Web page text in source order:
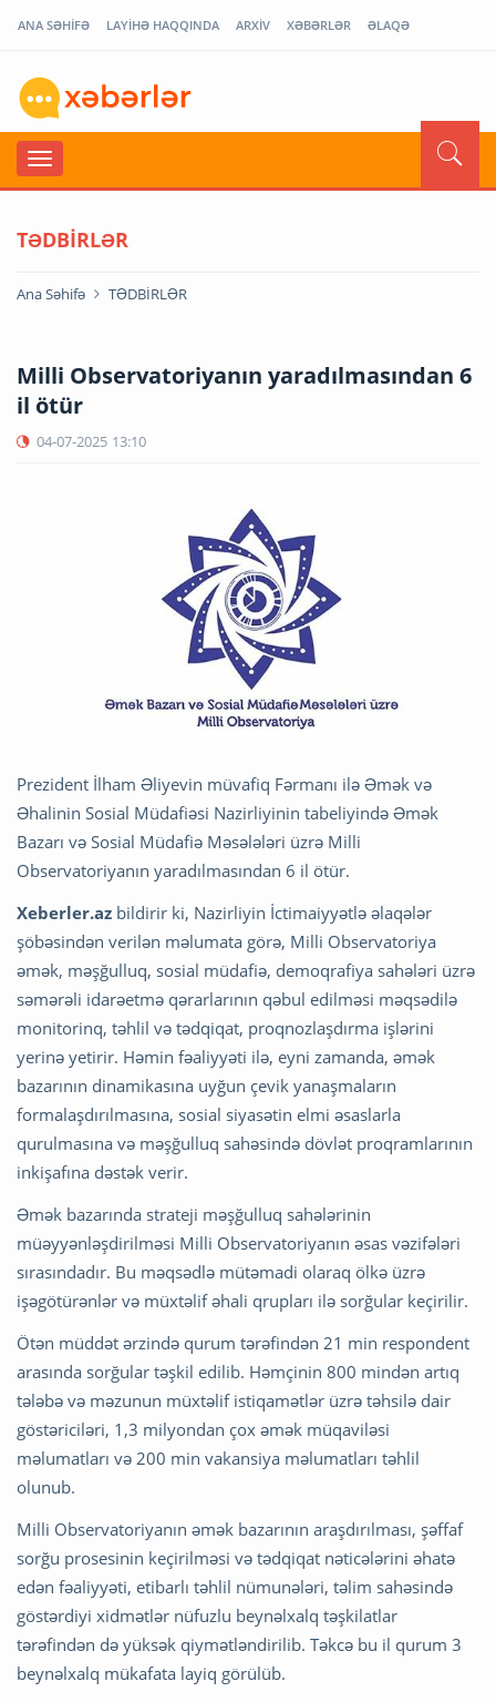
ANA SƏHİFƏ LAYİHƏ HAQQINDA ARXİV XƏBƏRLƏR ƏLAQƏ
TƏDBİRLƏR
Ana Səhifə TƏDBİRLƏR
Milli Observatoriyanın yaradılmasından 6
il ötür
04-07-2025 13:10
Prezident İlham Əliyevin müvafiq Fərmanı ilə Əmək və
Əhalinin Sosial Müdafiəsi Nazirliyinin tabeliyində Əmək
Bazarı və Sosial Müdafiə Məsələləri üzrə Milli
Observatoriyanın yaradılmasından 6 il ötür.
Xeberler.az bildirir ki, Nazirliyin İctimaiyyətlə əlaqələr
şöbəsindən verilən məlumata görə, Milli Observatoriya
əmək, məşğulluq, sosial müdafiə, demoqrafiya sahələri üzrə
səmərəli idarəetmə qərarlarının qəbul edilməsi məqsədilə
monitorinq, təhlil və tədqiqat, proqnozlaşdırma işlərini
yerinə yetirir. Həmin fəaliyyəti ilə, eyni zamanda, əmək
bazarının dinamikasına uyğun çevik yanaşmaların
formalaşdırılmasına, sosial siyasətin elmi əsaslarla
qurulmasına və məşğulluq sahəsində dövlət proqramlarının
inkişafına dəstək verir.
Əmək bazarında strateji məşğulluq sahələrinin
müəyyənləşdirilməsi Milli Observatoriyanın əsas vəzifələri
sırasındadır. Bu məqsədlə mütəmadi olaraq ölkə üzrə
işəgötürənlər və müxtəlif əhali qrupları ilə sorğular keçirilir.
Ötən müddət ərzində qurum tərəfindən 21 min respondent
arasında sorğular təşkil edilib. Həmçinin 800 mindən artıq
tələbə və məzunun müxtəlif istiqamətlər üzrə təhsilə dair
göstəriciləri, 1,3 milyondan çox əmək müqaviləsi
məlumatları və 200 min vakansiya məlumatları təhlil
olunub.
Milli Observatoriyanın əmək bazarının araşdırılması, şəffaf
sorğu prosesinin keçirilməsi və tədqiqat nəticələrini əhatə
edən fəaliyyəti, etibarlı təhlil nümunələri, təlim sahəsində
göstərdiyi xidmətlər nüfuzlu beynəlxalq təşkilatlar
tərəfindən də yüksək qiymətləndirilib. Təkcə bu il qurum 3
beynəlxalq mükafata layiq görülüb.